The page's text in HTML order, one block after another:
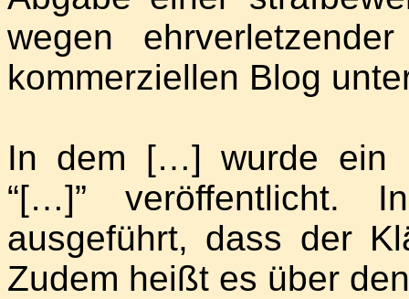
wegen
kommerziellen Blog
In dem […] wurde ein
“[…]” veröffentlicht.
ausgeführt, dass der
Zudem heißt es über